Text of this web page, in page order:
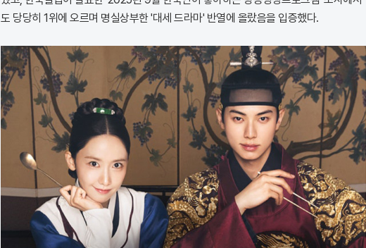
도 당당히 1위에 오르며 명실상부한 '대세 드라마' 반열에 올랐음을 입증했다.